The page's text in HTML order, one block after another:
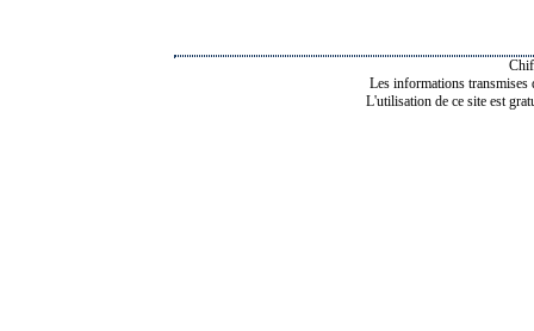
Les informations transmises
L'utilisation de ce site est